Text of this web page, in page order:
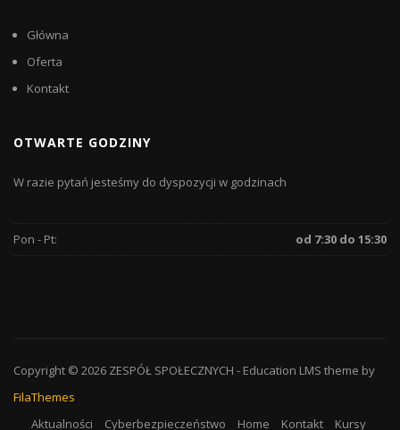
Główna
Oferta
Kontakt
OTWARTE GODZINY
W razie pytań jesteśmy do dyspozycji w godzinach
Pon - Pt: od 7:30 do 15:30
Copyright © 2026 ZESPÓŁ SPOŁECZNYCH - Education LMS theme by
FilaThemes
Aktualności
Cyberbezpieczeństwo Home Kontakt Kursy